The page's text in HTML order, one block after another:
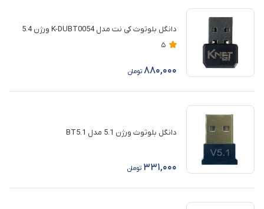
دانگل بلوتوث کی نت مدل K-DUBT0054 ورژن 5.4
5
880,000 تومان
دانگل بلوتوث ورژن 5.1 مدل BT5.1
331,000 تومان